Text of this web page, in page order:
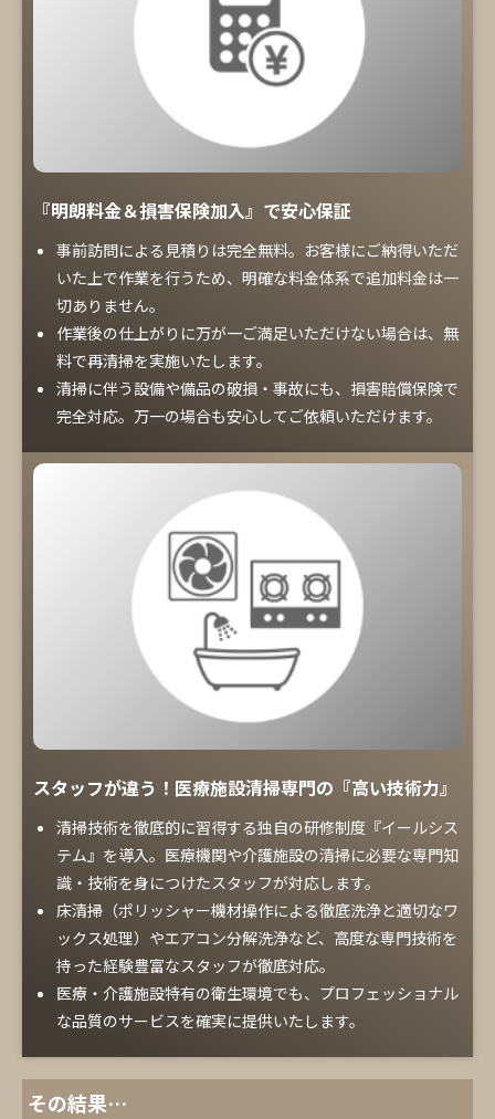
『明朗料金＆損害保険加入』で安心保証
事前訪問による見積りは完全無料。お客様にご納得いただ
いた上で作業を行うため、明確な料金体系で追加料金は一
切ありません。
作業後の仕上がりに万が一ご満足いただけない場合は、無
料で再清掃を実施いたします。
清掃に伴う設備や備品の破損・事故にも、損害賠償保険で
完全対応。万一の場合も安心してご依頼いただけます。
スタッフが違う！医療施設清掃専門の『高い技術力』
清掃技術を徹底的に習得する独自の研修制度『イールシス
テム』を導入。医療機関や介護施設の清掃に必要な専門知
識・技術を身につけたスタッフが対応します。
床清掃（ポリッシャー機材操作による徹底洗浄と適切なワ
ックス処理）やエアコン分解洗浄など、高度な専門技術を
持った経験豊富なスタッフが徹底対応。
医療・介護施設特有の衛生環境でも、プロフェッショナル
な品質のサービスを確実に提供いたします。
その結果…